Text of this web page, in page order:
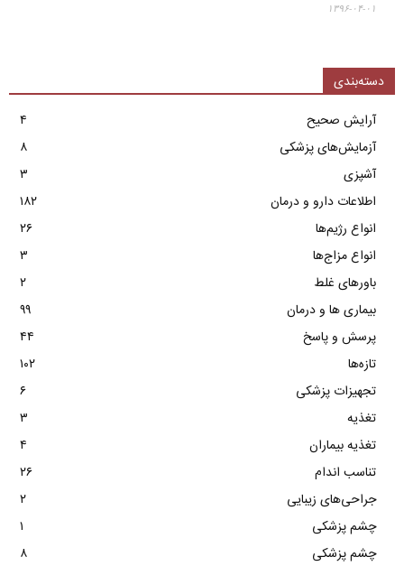
۱۳۹۶-۰۴-۰۱
دسته‌بندی
آرایش صحیح
۴
آزمایش‌های پزشکی
۸
آشپزی
۳
اطلاعات دارو و درمان
۱۸۲
انواع رژیم‌ها
۲۶
انواع مزاج‌ها
۳
باورهای غلط
۲
بیماری ها و درمان
۹۹
پرسش و پاسخ
۴۴
تازه‌ها
۱۰۲
تجهیزات پزشکی
۶
تغذیه
۳
تغذیه بیماران
۴
تناسب اندام
۲۶
جراحی‌های زیبایی
۲
چشم پزشکی
۱
چشم پزشکی
۸